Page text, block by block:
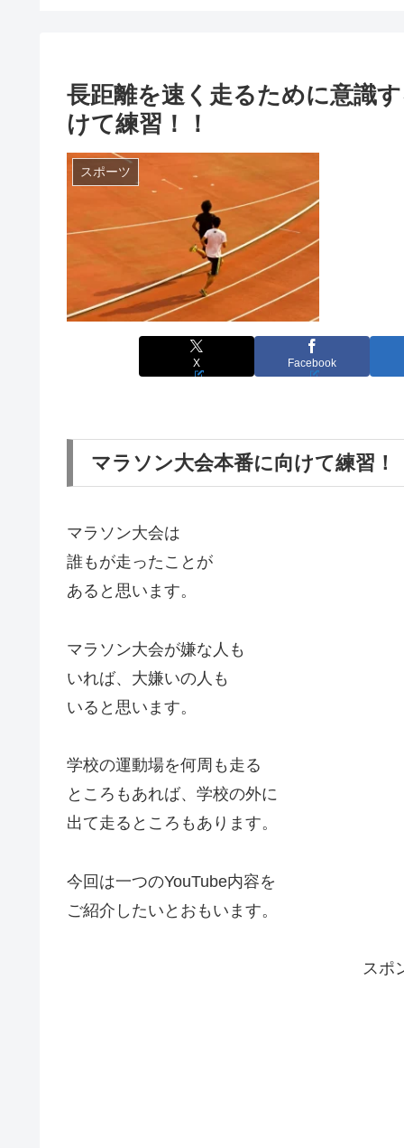
長距離を速く走るために意識
けて練習！！
スポーツ
X Facebook
マラソン大会本番に向けて練習！
マラソン大会は
誰もが走ったことが
あると思います。
マラソン大会が嫌な人も
いれば、大嫌いの人も
いると思います。
学校の運動場を何周も走る
ところもあれば、学校の外に
出て走るところもあります。
今回は一つのYouTube内容を
ご紹介したいとおもいます。
スポ